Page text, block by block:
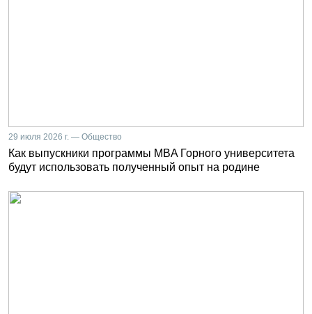
29 июля 2026 г. — Общество
Как выпускники программы MBA Горного университета
будут использовать полученный опыт на родине